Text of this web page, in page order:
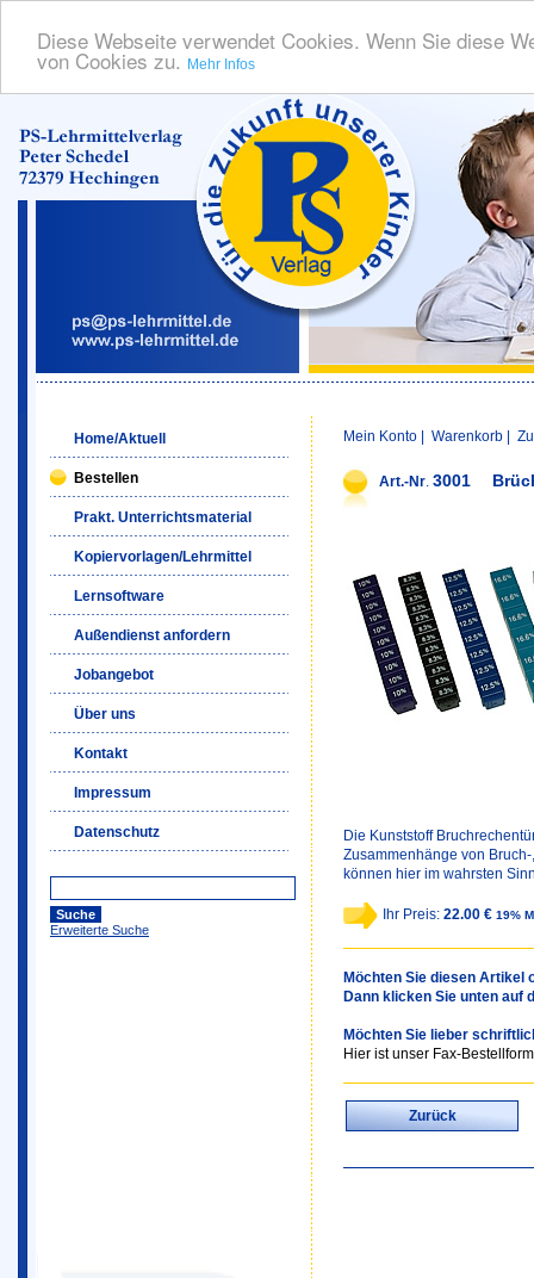
Diese Webseite verwendet Cookies. Wenn Sie diese
von Cookies zu. Mehr Infos
Home/Aktuell
Bestellen
Prakt. Unterrichtsmaterial
Kopiervorlagen/Lehrmittel
Lernsoftware
Außendienst anfordern
Jobangebot
Über uns
Kontakt
Impressum
Datenschutz
Erweiterte Suche
Mein Konto Warenkorb
Art.-Nr. 3001
Die Kunststoff
Zusammenhänge von
können hier im wahrsten
Ihr Preis: 22.00 € 19%
Möchten Sie diesen Artikel
Dann klicken Sie unten auf
Möchten Sie lieber
Hier ist unser Fax-
Zurück